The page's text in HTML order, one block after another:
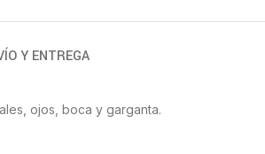
Y ENTREGA
ojos, boca y garganta.